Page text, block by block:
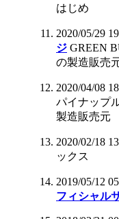
はじめ
2020/05/29
ジ GREEN
の製造販売
2020/04/08
パイナップ
製造販売元
2020/02/18
ックス
2019/05/12
フィシャル